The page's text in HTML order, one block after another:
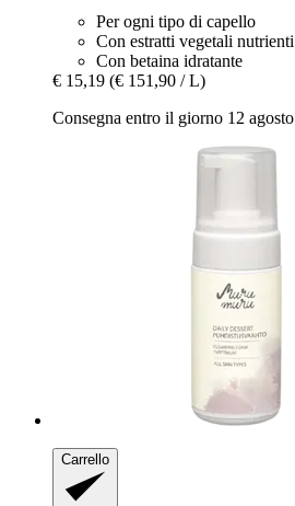
Per ogni tipo di capello
Con estratti vegetali nutrienti
Con betaina idratante
€ 15,19 (€ 151,90 / L)
Consegna entro il giorno 12 agosto
Carrello